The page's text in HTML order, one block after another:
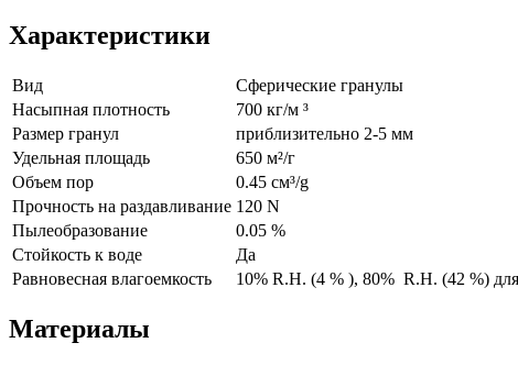
Характеристики
Вид
Сферические гранулы
Насыпная плотность
700 кг/м ³
Размер гранул
приблизительно 2-5 мм
Удельная площадь
650 м²/г
Объем пор
0.45 см³/g
Прочность на раздавливание 120 N
Пылеобразование
0.05 %
Стойкость к воде
Да
Равновесная влагоемкость
10% R.H. (4 % ), 80% R.H. (42 %)
Материалы